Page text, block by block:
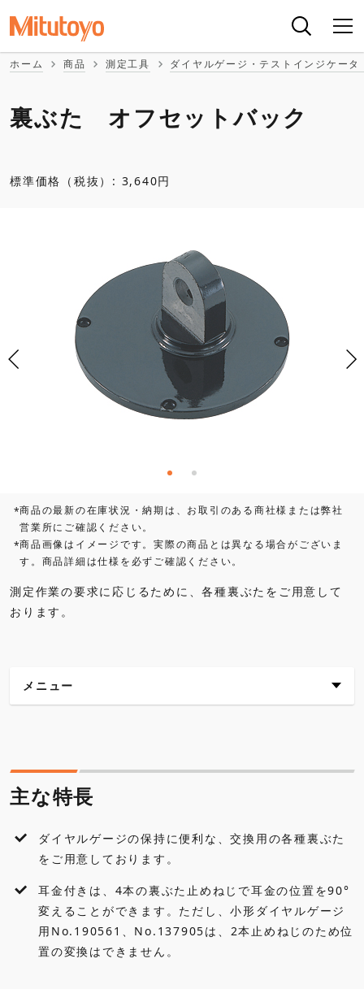
ホーム 商品 測定工具 ダイヤルゲージ・テストインジケー
裏ぶた オフセットバック
標準価格（税抜）: 3,640円
*商品の最新の在庫状況・納期は、お取引のある商社様または弊社
営業所にご確認ください。
*商品画像はイメージです。実際の商品とは異なる場合がございま
す。商品詳細は仕様を必ずご確認ください。
測定作業の要求に応じるために、各種裏ぶたをご用意して
おります。
メニュー
仕様
外観寸法図
各種ダウンロード
主な特長
ダイヤルゲージの保持に便利な、交換用の各種裏ぶた
をご用意しております。
耳金付きは、4本の裏ぶた止めねじで耳金の位置を90°
変えることができます。ただし、小形ダイヤルゲージ
用No.190561、No.137905は、2本止めねじのため位
置の変換はできません。